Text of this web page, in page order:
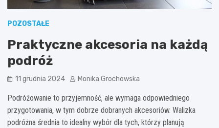
POZOSTAŁE
Praktyczne akcesoria na każdą
podróż
11 grudnia 2024 Monika Grochowska
Podróżowanie to przyjemność, ale wymaga odpowiedniego
przygotowania, w tym dobrze dobranych akcesoriów. Walizka
podróżna średnia to idealny wybór dla tych, którzy planują